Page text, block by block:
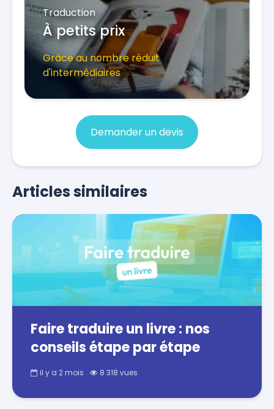
Traduction
À petits prix
Grâce au nombre réduit
d'intermédiaires
Demander un devis
Articles similaires
Faire traduire un livre : nos
conseils étape par étape
il y a 2 mois 8 318 vues